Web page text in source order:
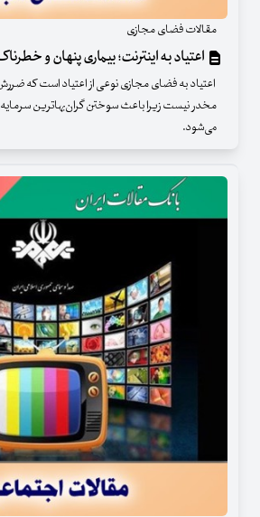
مقالات فضای مجازی
اعتیاد به اینترنت؛ بیماری پنهان و
اعتیاد به فضای مجازی نوعی از اعتیاد است که ضررش
مخدر نیست زیرا باعث سوختن گران‌بهاترین سرمایه
می‌شود.